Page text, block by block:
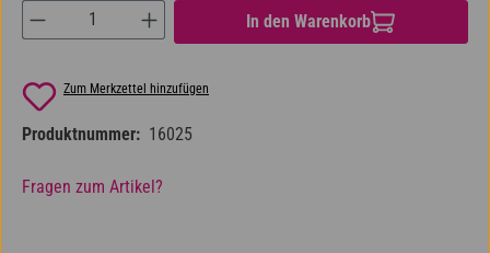
Produkt Anzahl: Gib den gewünschten Wert
In den Warenkorb
Zum Merkzettel hinzufügen
Produktnummer: 16025
Fragen zum Artikel?